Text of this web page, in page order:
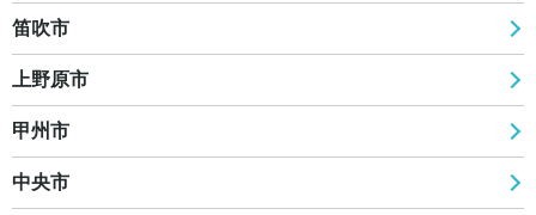
笛吹市
上野原市
甲州市
中央市